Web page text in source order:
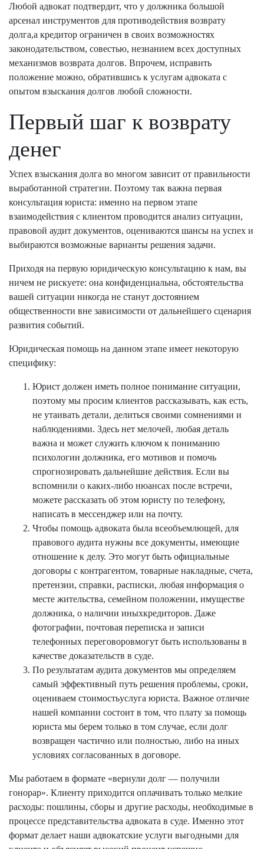
Любой адвокат подтвердит, что у должника большой
арсенал инструментов для противодействия возврату
долга,а кредитор ограничен в своих возможностях
законодательством, совестью, незнанием всех доступных
механизмов возврата долгов. Впрочем, исправить
положение можно, обратившись к услугам адвоката с
опытом взыскания долгов любой сложности.
Первый шаг к возврату
денег
Успех взыскания долга во многом зависит от правильности
выработанной стратегии. Поэтому так важна первая
консультация юриста: именно на первом этапе
взаимодействия с клиентом проводится анализ ситуации,
правовой аудит документов, оцениваются шансы на успех и
выбираются возможные варианты решения задачи.
Приходя на первую юридическую консультацию к нам, вы
ничем не рискуете: она конфиденциальна, обстоятельства
вашей ситуации никогда не станут достоянием
общественности вне зависимости от дальнейшего сценария
развития событий.
Юридическая помощь на данном этапе имеет некоторую
специфику:
Юрист должен иметь полное понимание ситуации,
поэтому мы просим клиентов рассказывать, как есть,
не утаивать детали, делиться своими сомнениями и
наблюдениями. Здесь нет мелочей, любая деталь
важна и может служить ключом к пониманию
психологии должника, его мотивов и помочь
спрогнозировать дальнейшие действия. Если вы
вспомнили о каких-либо нюансах после встречи,
можете рассказать об этом юристу по телефону,
написать в мессенджер или на почту.
Чтобы помощь адвоката была всеобъемлющей, для
правового аудита нужны все документы, имеющие
отношение к делу. Это могут быть официальные
договоры с контрагентом, товарные накладные, счета,
претензии, справки, расписки, любая информация о
месте жительства, семейном положении, имуществе
должника, о наличии иныхкредиторов. Даже
фотографии, почтовая переписка и записи
телефонных переговоровмогут быть использованы в
качестве доказательств в суде.
По результатам аудита документов мы определяем
самый эффективный путь решения проблемы, сроки,
оцениваем стоимостьуслуга юриста. Важное отличие
нашей компании состоит в том, что плату за помощь
юриста мы берем только в том случае, если долг
возвращен частично или полностью, либо на иных
условиях согласованных в договоре.
Мы работаем в формате «вернули долг — получили
гонорар». Клиенту приходится оплачивать только мелкие
расходы: пошлины, сборы и другие расходы, необходимые в
процессе представительства адвоката в суде. Именно этот
формат делает наши адвокатские услуги выгодными для